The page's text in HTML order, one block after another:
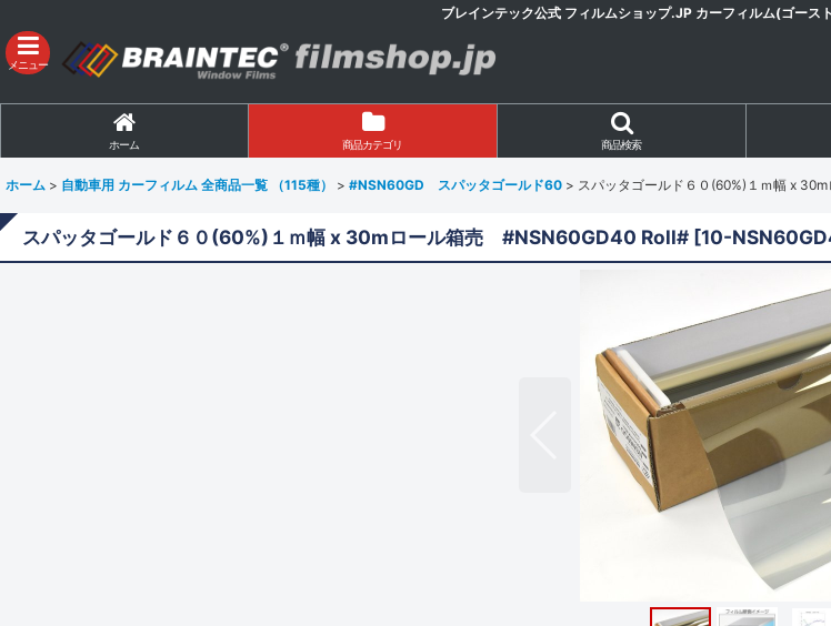
ブレインテック公式 フィルムショップ.JP カーフィルム(ゴース
メニュー
ホーム 商品カテゴリ 商品検索
ホーム > 自動車用 カーフィルム 全商品一覧 （115種） > #NSN60GD スパッタゴールド60 > スパッタゴールド６０(60%)１ｍ幅 x
スパッタゴールド６０(60%)１ｍ幅 x 30mロール箱売 #NSN60GD40 Roll# [10-